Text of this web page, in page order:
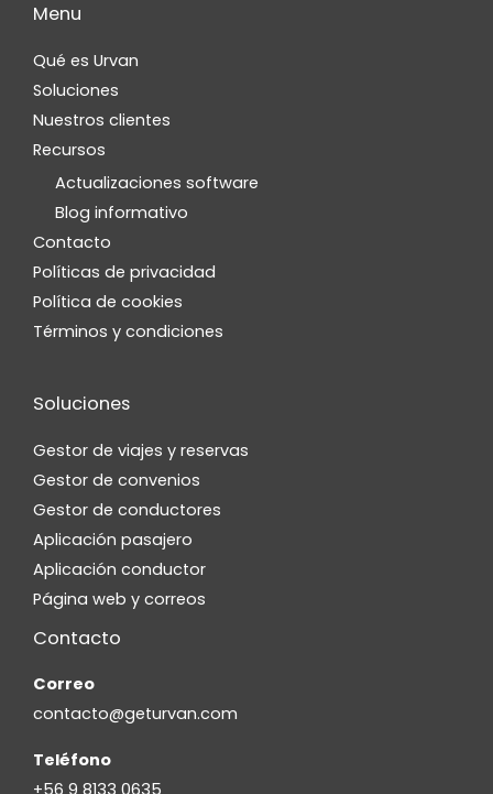
Menu
Qué es Urvan
Soluciones
Nuestros clientes
Recursos
Actualizaciones software
Blog informativo
Contacto
Políticas de privacidad
Política de cookies
Términos y condiciones
Soluciones
Gestor de viajes y reservas
Gestor de convenios
Gestor de conductores
Aplicación pasajero
Aplicación conductor
Página web y correos
Contacto
Correo
contacto@geturvan.com
Teléfono
+56 9 8133 0635